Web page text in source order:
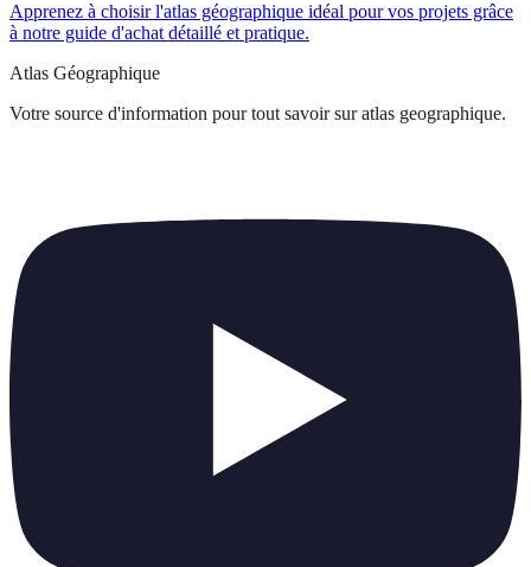
Apprenez à choisir l'atlas géographique idéal pour vos projets grâce
à notre guide d'achat détaillé et pratique.
Atlas Géographique
Votre source d'information pour tout savoir sur atlas geographique.